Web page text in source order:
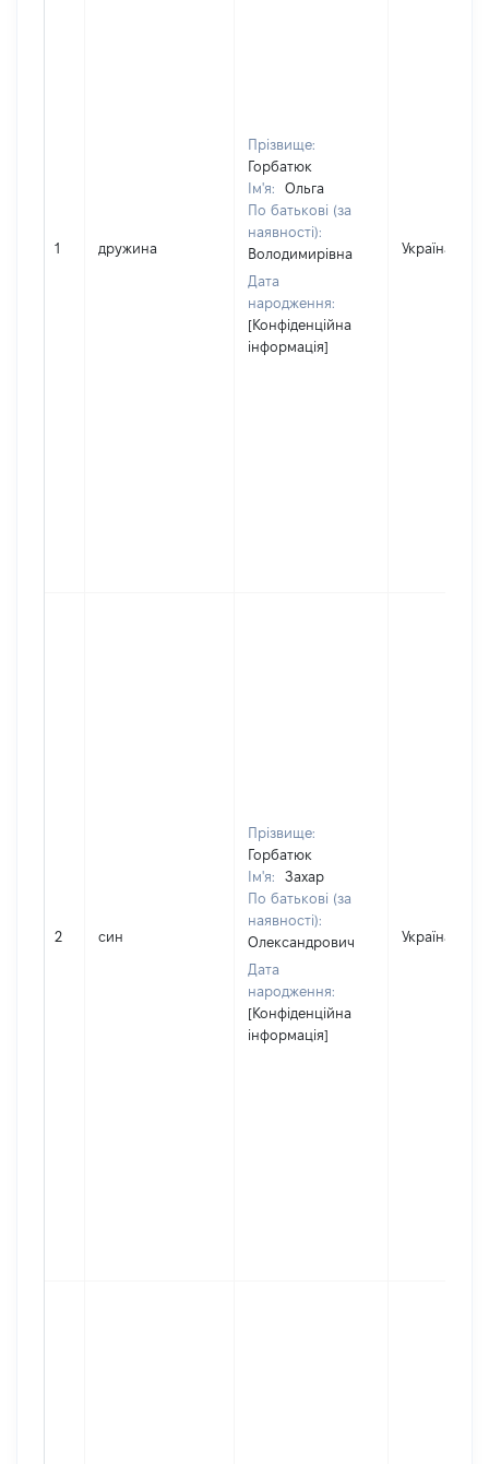
1 дружина
Прізвище:
Горбатюк
Ім'я:
Ольга
По батькові (за
наявності):
Володимирівна
Дата
народження:
[Конфіденційна
інформація]
Україна
2 син
Прізвище:
Горбатюк
Ім'я:
Захар
По батькові (за
наявності):
Олександрович
Дата
народження:
[Конфіденційна
інформація]
Україна